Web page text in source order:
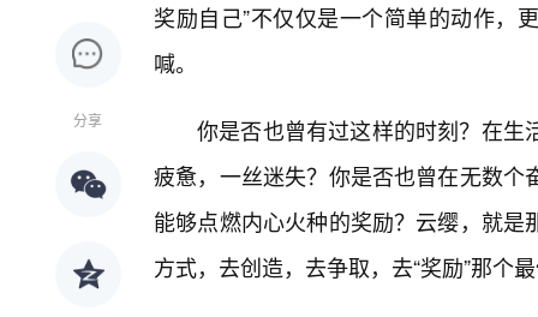
分享
奖励自己”不仅仅是一个简单的动作，
喊。
你是否也曾有过这样的时刻？在生
疲惫，一丝迷失？你是否也曾在无数
能够点燃内心火种的奖励？云缨，就
方式，去创造，去争取，去“奖励”那个